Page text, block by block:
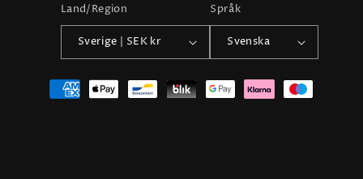
Land/Region
Sverige | SEK kr
Språk
Svenska
Betalningsmetoder